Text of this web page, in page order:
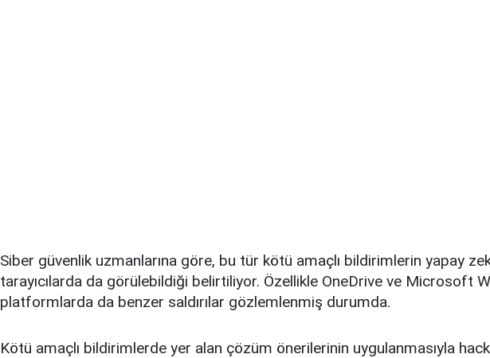
Siber güvenlik uzmanlarına göre, bu tür kötü amaçlı bildirimlerin yapay
tarayıcılarda da görülebildiği belirtiliyor. Özellikle OneDrive ve Microsoft
platformlarda da benzer saldırılar gözlemlenmiş durumda.
Kötü amaçlı bildirimlerde yer alan çözüm önerilerinin uygulanmasıyla